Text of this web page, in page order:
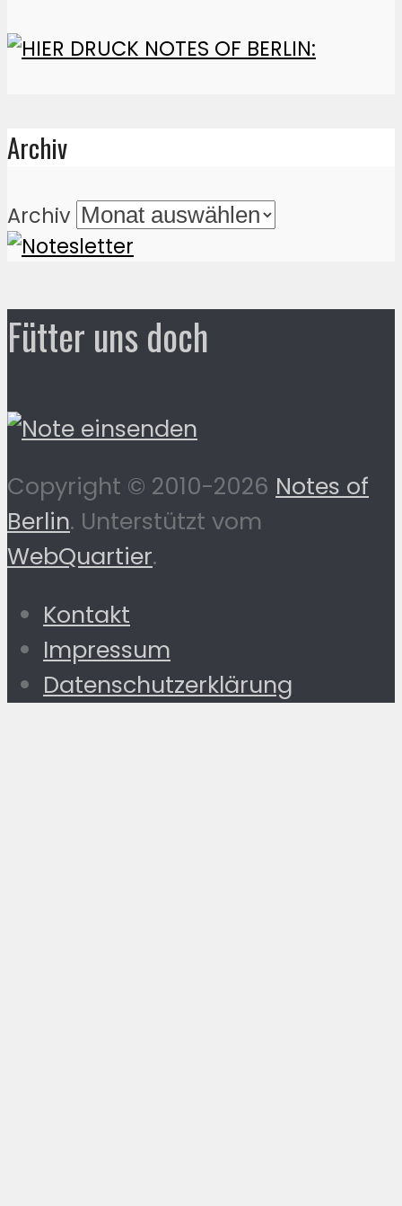
Archiv
Archiv
Fütter uns doch
Copyright © 2010-2026 Notes of
Berlin. Unterstützt vom
WebQuartier.
Kontakt
Impressum
Datenschutzerklärung